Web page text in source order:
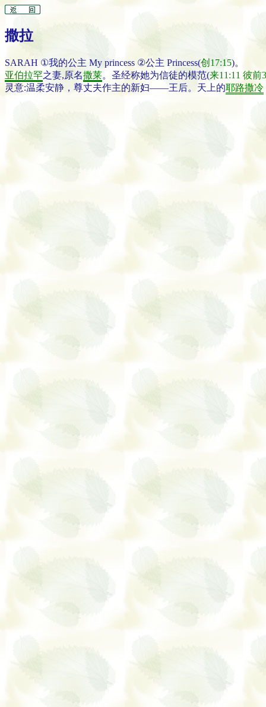
撒拉
SARAH ①我的公主 My princess ②公主 Princess(创17:15)。
亚伯拉罕之妻,原名撒莱。圣经称她为信徒的模范(来11:11 彼前
灵意:温柔安静，尊丈夫作主的新妇——王后。天上的耶路撒冷